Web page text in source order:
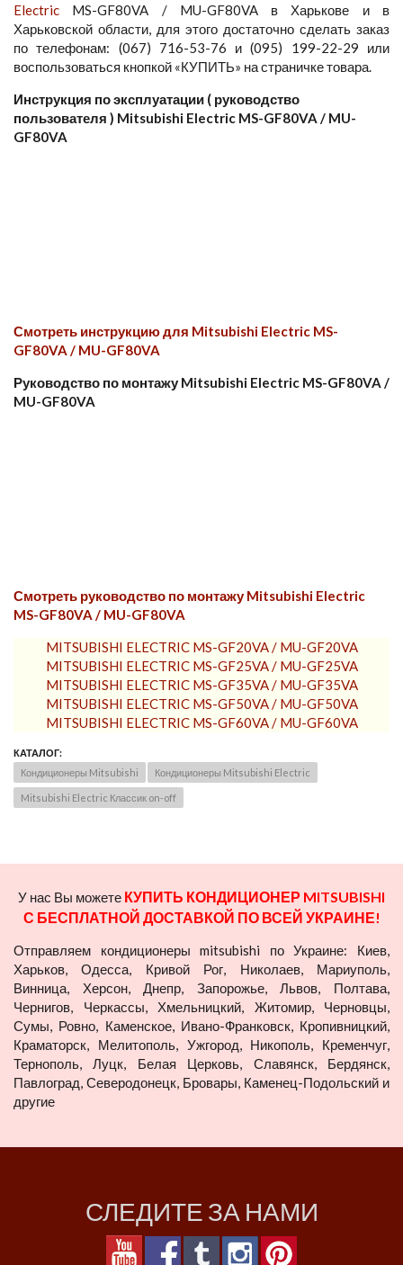
Electric MS-GF80VA / MU-GF80VA в Харькове и в
Харьковской области, для этого достаточно сделать заказ
по телефонам: (067) 716-53-76 и (095) 199-22-29 или
воспользоваться кнопкой «КУПИТЬ» на страничке товара.
Инструкция по эксплуатации ( руководство
пользователя ) Mitsubishi Electric MS-GF80VA / MU-
GF80VA
Смотреть инструкцию для Mitsubishi Electric MS-
GF80VA / MU-GF80VA
Руководство по монтажу Mitsubishi Electric MS-GF80VA /
MU-GF80VA
Смотреть руководство по монтажу Mitsubishi Electric
MS-GF80VA / MU-GF80VA
MITSUBISHI ELECTRIC MS-GF20VA / MU-GF20VA
MITSUBISHI ELECTRIC MS-GF25VA / MU-GF25VA
MITSUBISHI ELECTRIC MS-GF35VA / MU-GF35VA
MITSUBISHI ELECTRIC MS-GF50VA / MU-GF50VA
MITSUBISHI ELECTRIC MS-GF60VA / MU-GF60VA
КАТАЛОГ:
Кондиционеры Mitsubishi
Кондиционеры Mitsubishi Electric
Mitsubishi Electric Классик on-off
У нас Вы можете КУПИТЬ КОНДИЦИОНЕР MITSUBISHI
С БЕСПЛАТНОЙ ДОСТАВКОЙ ПО ВСЕЙ УКРАИНЕ!
Отправляем кондиционеры mitsubishi по Украине: Киев,
Харьков, Одесса, Кривой Рог, Николаев, Мариуполь,
Винница, Херсон, Днепр, Запорожье, Львов, Полтава,
Чернигов, Черкассы, Хмельницкий, Житомир, Черновцы,
Сумы, Ровно, Каменское, Ивано-Франковск, Кропивницкий,
Краматорск, Мелитополь, Ужгород, Никополь, Кременчуг,
Тернополь, Луцк, Белая Церковь, Славянск, Бердянск,
Павлоград, Северодонецк, Бровары, Каменец-Подольский и
другие
СЛЕДИТЕ ЗА НАМИ